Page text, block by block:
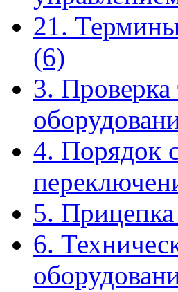
21.
(6)
3. Проверка
4. Порядок
5.
6.